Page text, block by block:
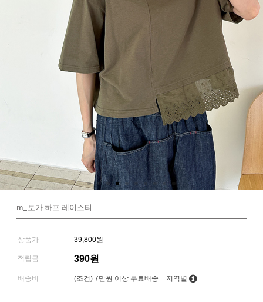
m_토가 하프 레이스티
상품가 39,800원
적립금 390원
배송비 (조건) 7만원 이상 무료배송 지역별